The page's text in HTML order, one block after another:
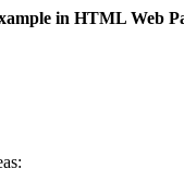
in HTML Web